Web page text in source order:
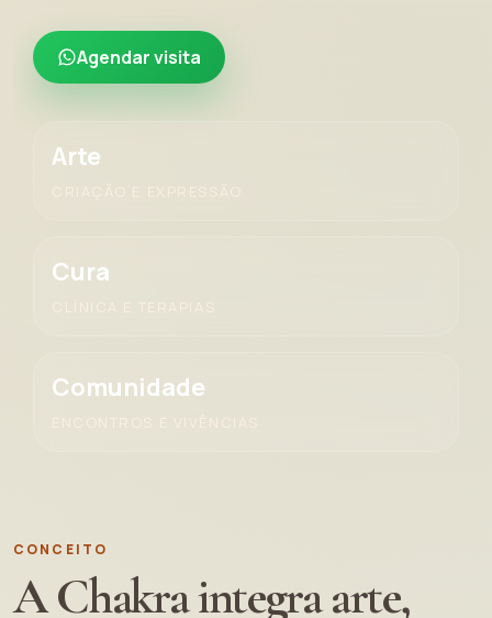
Agendar visita
Arte
Cura
Comunidade
CONCEITO
A Chakra integra arte,